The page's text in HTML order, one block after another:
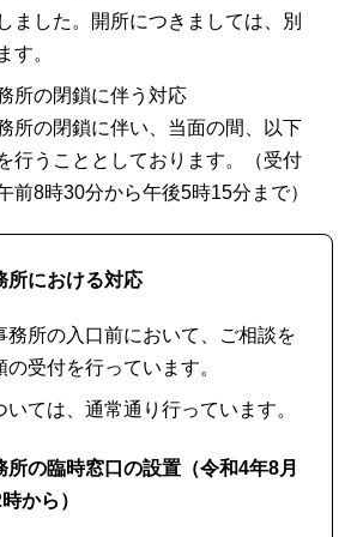
ました。開所につきましては、別
す。
所の閉鎖に伴う対応
所の閉鎖に伴い、当面の間、以下
行うこととしております。（受付
8時30分から午後5時15分まで）
所における対応
務所の入口前において、ご相談を
受付を行っています。
いては、通常通り行っています。
所の臨時窓口の設置（令和4年8月
から）